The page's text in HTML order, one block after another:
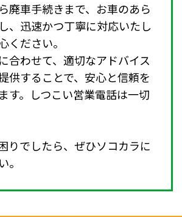
廃車手続きまで、お車のあら
、迅速かつ丁寧に対応いたし
ください。
合わせて、適切なアドバイス
供することで、安心と信頼を
す。しつこい営業電話は一切
りでしたら、ぜひソコカラに
。